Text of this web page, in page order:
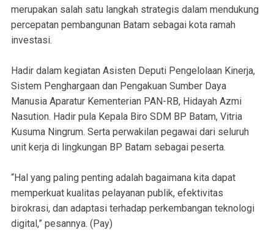
merupakan salah satu langkah strategis dalam mendukung
percepatan pembangunan Batam sebagai kota ramah
investasi.
Hadir dalam kegiatan Asisten Deputi Pengelolaan Kinerja,
Sistem Penghargaan dan Pengakuan Sumber Daya
Manusia Aparatur Kementerian PAN-RB, Hidayah Azmi
Nasution. Hadir pula Kepala Biro SDM BP Batam, Vitria
Kusuma Ningrum. Serta perwakilan pegawai dari seluruh
unit kerja di lingkungan BP Batam sebagai peserta.
“Hal yang paling penting adalah bagaimana kita dapat
memperkuat kualitas pelayanan publik, efektivitas
birokrasi, dan adaptasi terhadap perkembangan teknologi
digital,” pesannya. (Pay)